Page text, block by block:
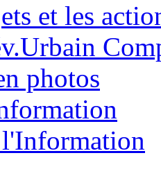
et les
photos
l'Information